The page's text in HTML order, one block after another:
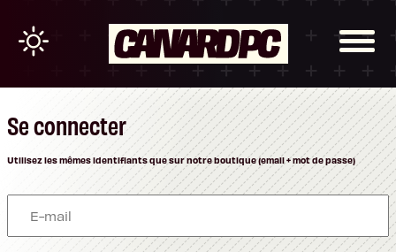
Se connecter
Utilisez les mêmes identifiants que sur notre boutique (email + mot de passe)